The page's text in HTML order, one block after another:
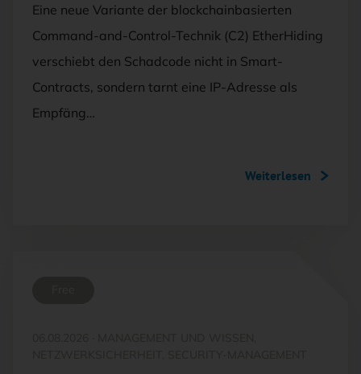
Eine neue Variante der blockchainbasierten
Command-and-Control-Technik (C2) EtherHiding
verschiebt den Schadcode nicht in Smart-
Contracts, sondern tarnt eine IP-Adresse als
Empfäng…
Weiterlesen